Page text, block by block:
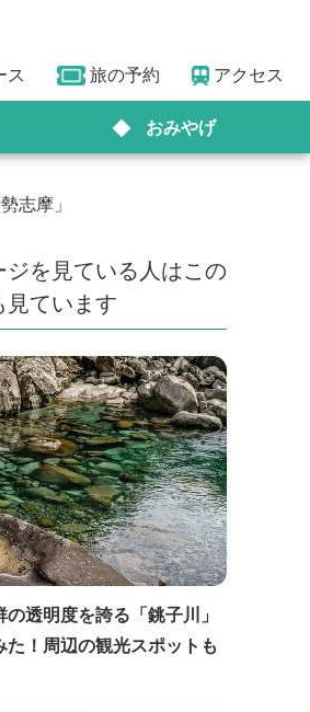
ス 旅の予約 アクセス
おみやげ
志摩」
ジを見ている人はこの
見ています
透明度を誇る「銚子川」
た！周辺の観光スポットも